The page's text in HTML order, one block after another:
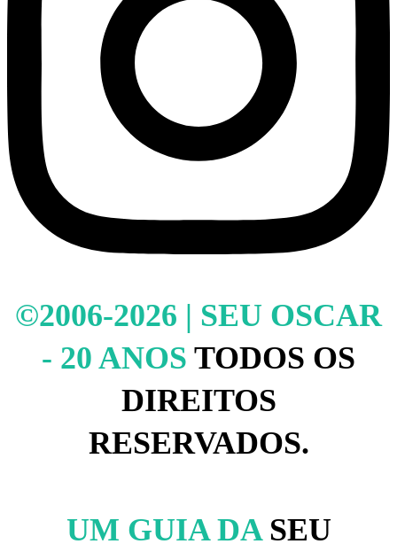
©2006-2026 | SEU OSCAR
- 20 ANOS TODOS OS
DIREITOS
RESERVADOS.
UM GUIA DA SEU